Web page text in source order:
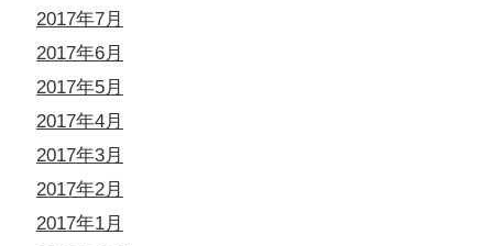
2017年7月
2017年6月
2017年5月
2017年4月
2017年3月
2017年2月
2017年1月